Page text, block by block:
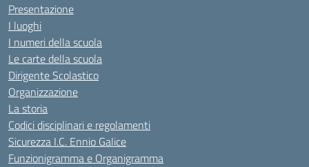
Presentazione
I luoghi
I numeri della scuola
Le carte della scuola
Dirigente Scolastico
Organizzazione
La storia
Codici disciplinari e regolamenti
Sicurezza I.C. Ennio Galice
Funzionigramma e Organigramma